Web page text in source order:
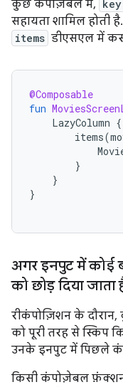
कुछ कंपोज़ेबल में, key
सहायता शामिल होती
items डीएसएल में
@Composable
fun
LazyColumn {
items(
}
}
}
अगर इनपुट में कोई
को छोड़ दिया जाता
रीकंपोज़िशन के
को पूरी तरह से स्किप
उनके इनपुट में पिछले
किसी कंपोज़ेबल